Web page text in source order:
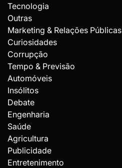
Tecnologia
Outras
Marketing & Relações Públicas
Curiosidades
Corrupção
Tempo & Previsão
Automóveis
Insólitos
Debate
Engenharia
Saúde
Agricultura
Publicidade
Entretenimento